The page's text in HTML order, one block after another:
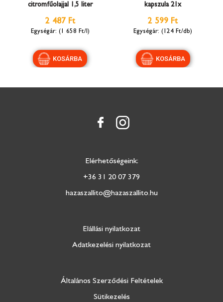
citromfűolajjal 1,5 liter
2 487 Ft
(1 658 Ft/l)
kapszula 21x
2 599 Ft
(124 Ft/db)
Elérhetőségeink:
+36 31 20 07 379
hazaszallito@hazaszallito.hu
Elállási nyilatkozat
Adatkezelési nyilatkozat
Általános Szerződési Feltételek
Sütikezelés